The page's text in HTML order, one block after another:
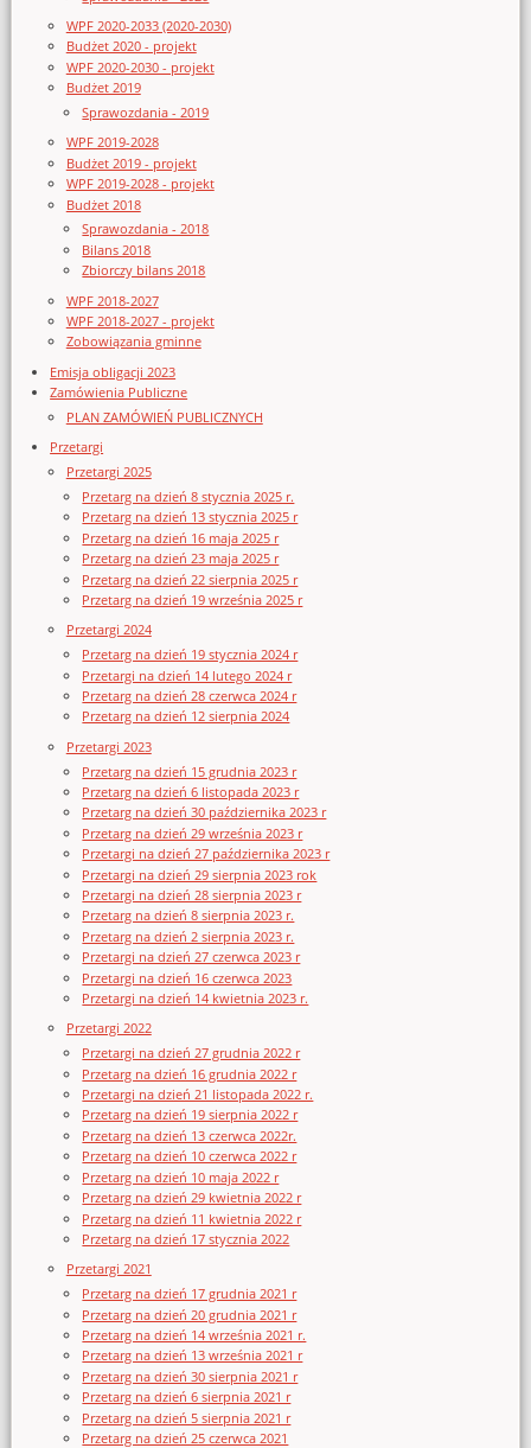
WPF 2020-2033 (2020-2030)
Budżet 2020 - projekt
WPF 2020-2030 - projekt
Budżet 2019
Sprawozdania - 2019
WPF 2019-2028
Budżet 2019 - projekt
WPF 2019-2028 - projekt
Budżet 2018
Sprawozdania - 2018
Bilans 2018
Zbiorczy bilans 2018
WPF 2018-2027
WPF 2018-2027 - projekt
Zobowiązania gminne
Emisja obligacji 2023
Zamówienia Publiczne
PLAN ZAMÓWIEŃ PUBLICZNYCH
Przetargi
Przetargi 2025
Przetarg na dzień 8 stycznia 2025 r.
Przetarg na dzień 13 stycznia 2025 r
Przetarg na dzień 16 maja 2025 r
Przetarg na dzień 23 maja 2025 r
Przetarg na dzień 22 sierpnia 2025 r
Przetarg na dzień 19 września 2025 r
Przetargi 2024
Przetarg na dzień 19 stycznia 2024 r
Przetargi na dzień 14 lutego 2024 r
Przetarg na dzień 28 czerwca 2024 r
Przetarg na dzień 12 sierpnia 2024
Przetargi 2023
Przetarg na dzień 15 grudnia 2023 r
Przetarg na dzień 6 listopada 2023 r
Przetarg na dzień 30 października 2023 r
Przetarg na dzień 29 września 2023 r
Przetargi na dzień 27 października 2023 r
Przetargi na dzień 29 sierpnia 2023 rok
Przetargi na dzień 28 sierpnia 2023 r
Przetarg na dzień 8 sierpnia 2023 r.
Przetarg na dzień 2 sierpnia 2023 r.
Przetargi na dzień 27 czerwca 2023 r
Przetargi na dzień 16 czerwca 2023
Przetargi na dzień 14 kwietnia 2023 r.
Przetargi 2022
Przetargi na dzień 27 grudnia 2022 r
Przetarg na dzień 16 grudnia 2022 r
Przetargi na dzień 21 listopada 2022 r.
Przetarg na dzień 19 sierpnia 2022 r
Przetarg na dzień 13 czerwca 2022r.
Przetarg na dzień 10 czerwca 2022 r
Przetarg na dzień 10 maja 2022 r
Przetarg na dzień 29 kwietnia 2022 r
Przetarg na dzień 11 kwietnia 2022 r
Przetarg na dzień 17 stycznia 2022
Przetargi 2021
Przetarg na dzień 17 grudnia 2021 r
Przetarg na dzień 20 grudnia 2021 r
Przetarg na dzień 14 września 2021 r.
Przetarg na dzień 13 września 2021 r
Przetarg na dzień 30 sierpnia 2021 r
Przetarg na dzień 6 sierpnia 2021 r
Przetarg na dzień 5 sierpnia 2021 r
Przetarg na dzień 25 czerwca 2021